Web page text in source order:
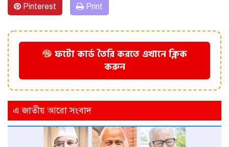
Pinterest Print
ফটো কার্ড তৈরি করতে এখানে ক্লিক
করুন
এ জাতীয় আরো সংবাদ